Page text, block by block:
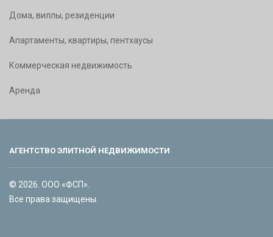
Дома, виллы, резиденции
Апартаменты, квартиры, пентхаусы
Коммерческая недвижимость
Аренда
АГЕНТСТВО ЭЛИТНОЙ НЕДВИЖИМОСТИ
© 2026. ООО «ФСП».
Все права защищены.